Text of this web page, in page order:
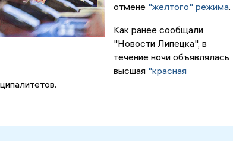
отмене "желтого" режима.
Как ранее сообщали
"Новости Липецка", в
течение ночи объявлялась
высшая "красная